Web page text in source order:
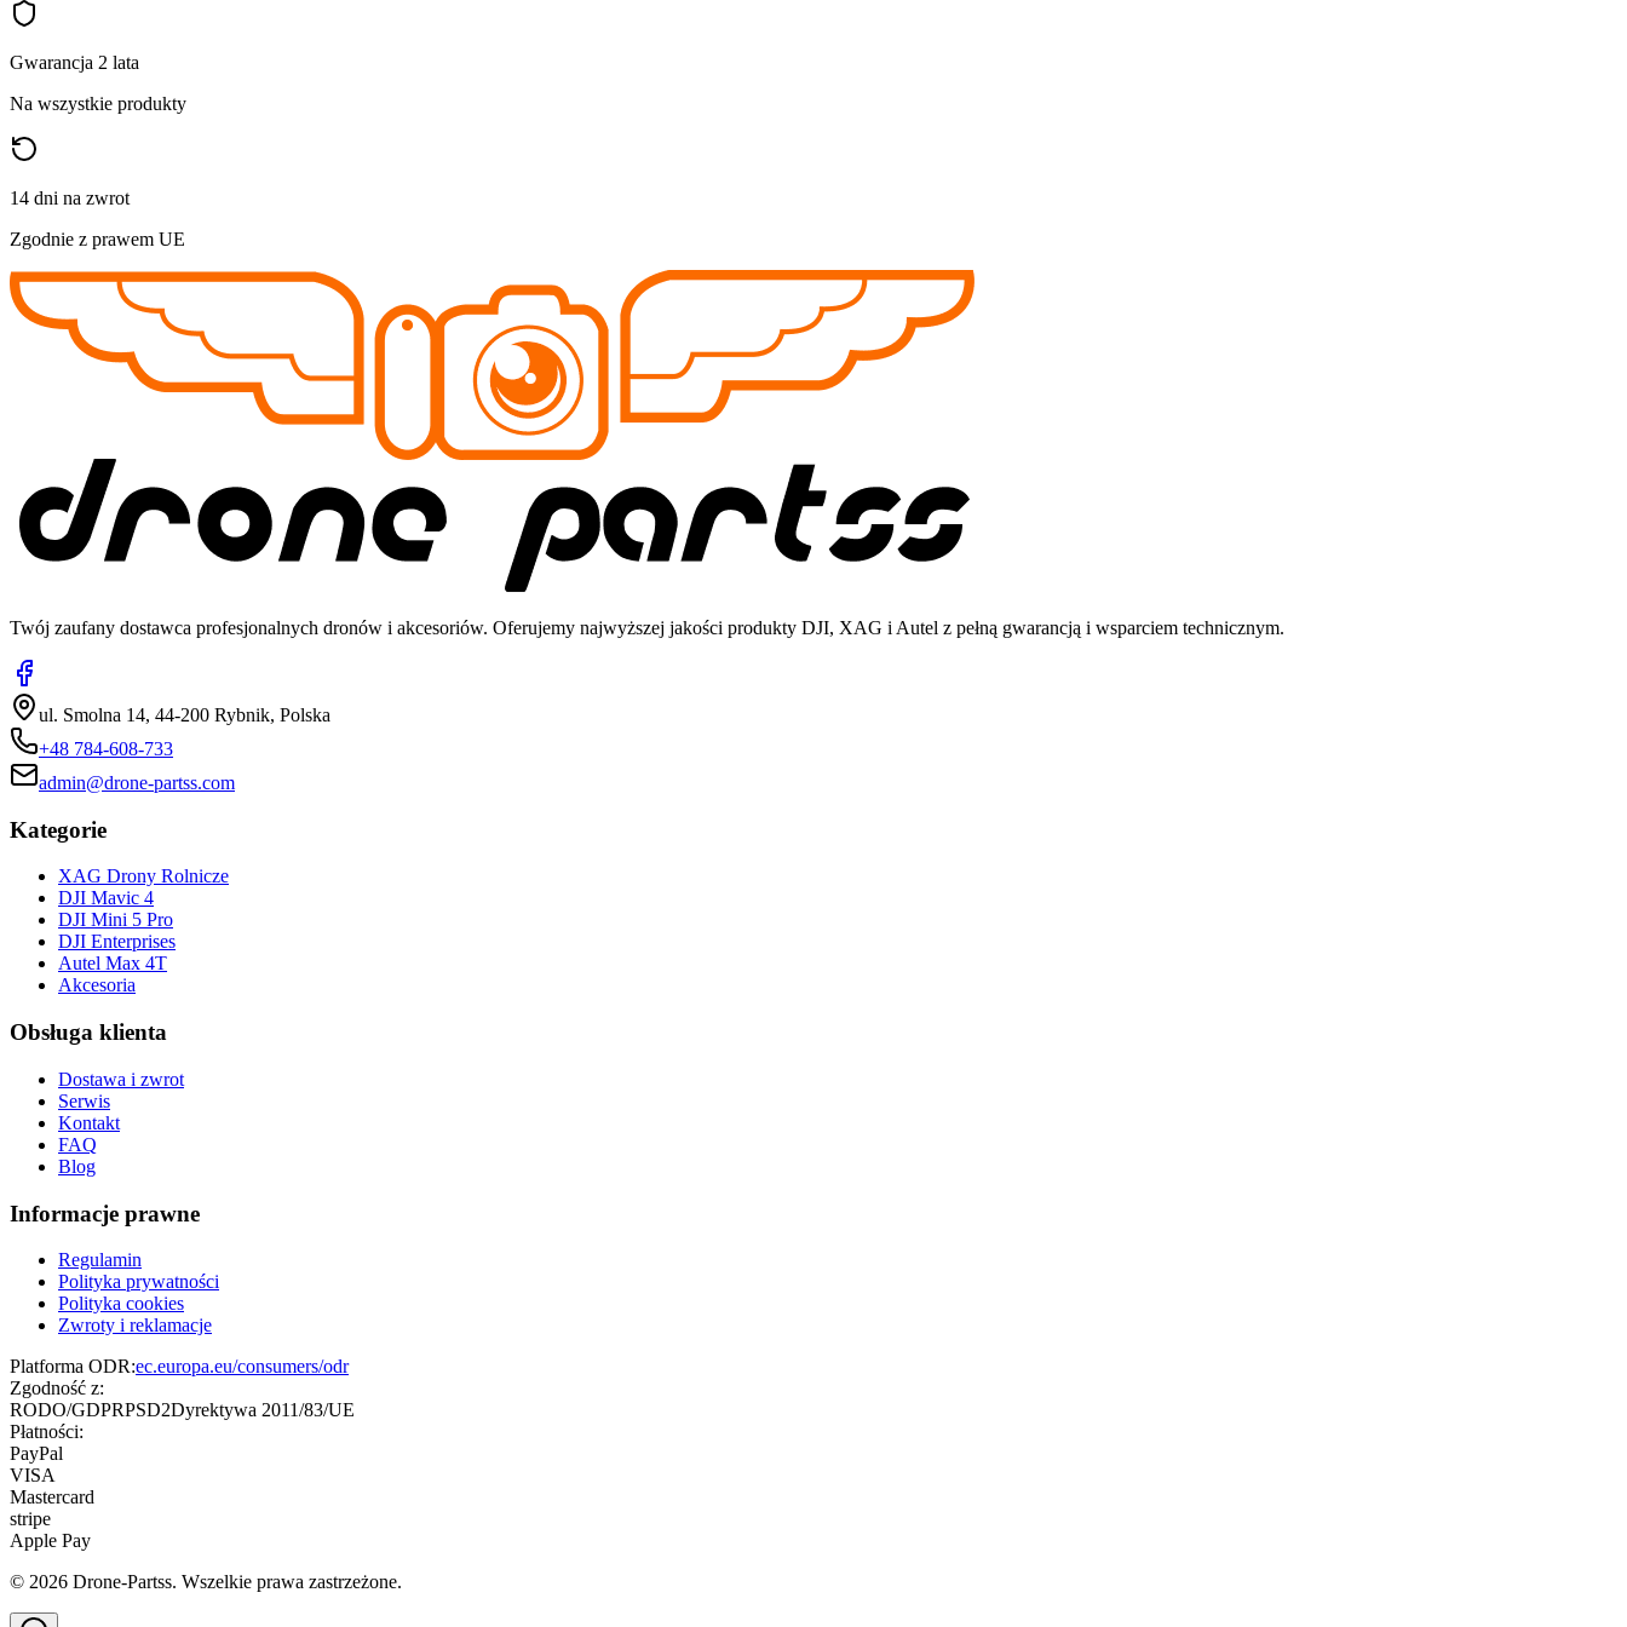
Gwarancja 2 lata
Na wszystkie produkty
14 dni na zwrot
Zgodnie z prawem UE
Twój zaufany dostawca profesjonalnych dronów i akcesoriów. Oferujemy najwyższej jakości produkty DJI, XAG i Autel z pełną gwarancją i wsparciem technicznym.
ul. Smolna 14, 44-200 Rybnik, Polska
+48 784-608-733
admin@drone-partss.com
Kategorie
XAG Drony Rolnicze
DJI Mavic 4
DJI Mini 5 Pro
DJI Enterprises
Autel Max 4T
Akcesoria
Obsługa klienta
Dostawa i zwrot
Serwis
Kontakt
FAQ
Blog
Informacje prawne
Regulamin
Polityka prywatności
Polityka cookies
Zwroty i reklamacje
Platforma ODR:ec.europa.eu/consumers/odr
Zgodność z:
RODO/GDPRPSD2Dyrektywa 2011/83/UE
Płatności:
PayPal
VISA
Mastercard
stripe
Apple Pay
© 2026 Drone-Partss. Wszelkie prawa zastrzeżone.